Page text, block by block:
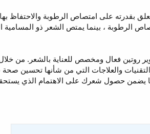
بقدرته على امتصاص الرطوبة والاحتفاظ
الرطوبة ، بينما يمتص الشعر ذو المسامية
روتين فعال ومخصص للعناية بالشعر. من
والتقنيات والعلاجات التي من شأنها
يضمن حصول شعرك على الاهتمام الذي